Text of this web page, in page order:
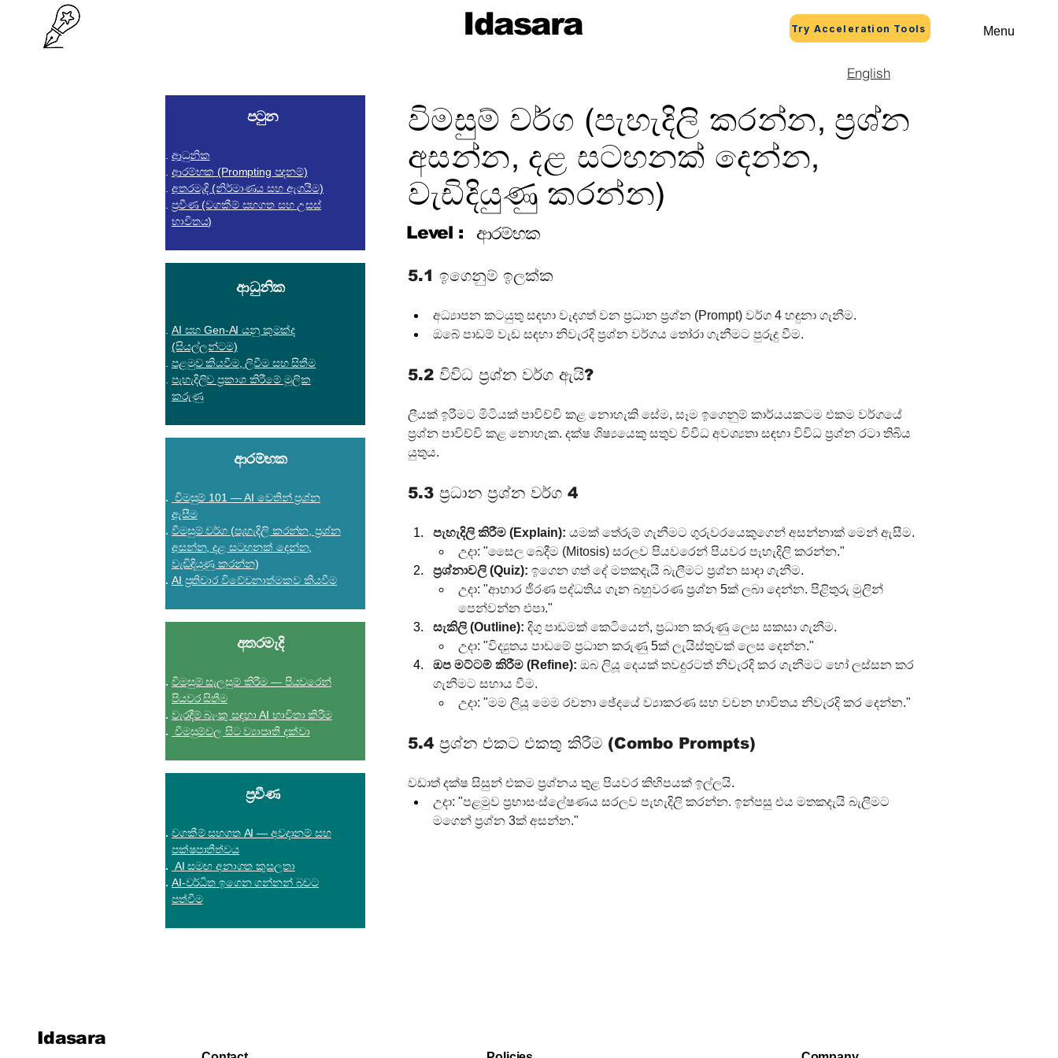
Idasara Try Acceleration Tools Menu
English
පටුන
ආධුනික
ආරම්භක (Prompting පදනම්)
අතරමැදි (නිර්මාණය සහ ඇගයීම)
ප්‍රවීණ (වගකීම් සහගත සහ උසස්
භාවිතය)
ආධුනික
AI සහ Gen-AI යනු කුමක්ද
(සියල්ලන්ටම)
පළමුව කියවීම, ලිවීම සහ සිතීම
පැහැදිලිව ප්‍රකාශ කිරීමේ මූලික
කරුණු
ආරම්භක
විමසුම් 101 — AI වෙතින් ප්‍රශ්න
ඇසීම
විමසුම් වර්ග (පැහැදිලි කරන්න, ප්‍රශ්න
අසන්න, දළ සටහනක් දෙන්න,
වැඩිදියුණු කරන්න)
AI ප්‍රතිචාර විවේචනාත්මකව කියවීම
අතරමැදි
විමසුම් සැලසුම් කිරීම — පියවරෙන්
පියවර සිතීම
වැරදීම් බැංකු සඳහා AI භාවිතා කිරීම
විමසුම්වල සිට ව්‍යාපෘති දක්වා
ප්‍රවීණ
වගකීම් සහගත AI — අවදානම් සහ
පක්ෂපාතීත්වය
AI සමඟ අනාගත කුසලතා
AI-වර්ධිත ඉගෙන ගන්නන් බවට
පත්වීම
විමසුම් වර්ග (පැහැදිලි කරන්න, ප්‍රශ්න
අසන්න, දළ සටහනක් දෙන්න,
වැඩිදියුණු කරන්න)
ආරම්භක
Level :
5.1 ඉගෙනුම් ඉලක්ක
අධ්‍යාපන කටයුතු සඳහා වැදගත් වන ප්‍රධාන ප්‍රශ්න (Prompt) වර්ග 4 හඳුනා ගැනීම.
ඔබේ පාඩම් වැඩ සඳහා නිවැරදි ප්‍රශ්න වර්ගය තෝරා ගැනීමට පුරුදු වීම.
5.2 විවිධ ප්‍රශ්න වර්ග ඇයි?
ලීයක් ඉරීමට මිටියක් පාවිච්චි කළ නොහැකි සේම, සෑම ඉගෙනුම් කාර්යයකටම එකම වර්ගයේ
ප්‍රශ්න පාවිච්චි කළ නොහැක. දක්ෂ ශිෂ්‍යයෙකු සතුව විවිධ අවශ්‍යතා සඳහා විවිධ ප්‍රශ්න රටා තිබිය
යුතුය.
5.3 ප්‍රධාන ප්‍රශ්න වර්ග 4
පැහැදිලි කිරීම (Explain): යමක් තේරුම් ගැනීමට ගුරුවරයෙකුගෙන් අසන්නාක් මෙන් ඇසීම.
උදා: "සෛල බෙදීම (Mitosis) සරලව පියවරෙන් පියවර පැහැදිලි කරන්න."
ප්‍රශ්නාවලි (Quiz): ඉගෙන ගත් දේ මතකදැයි බැලීමට ප්‍රශ්න සාදා ගැනීම.
උදා: "ආහාර ජීරණ පද්ධතිය ගැන බහුවරණ ප්‍රශ්න 5ක් ලබා දෙන්න. පිළිතුරු මුලින්
පෙන්වන්න එපා."
සැකිලි (Outline): දිගු පාඩමක් කෙටියෙන්, ප්‍රධාන කරුණු ලෙස සකසා ගැනීම.
උදා: "විද්‍යුතය පාඩමේ ප්‍රධාන කරුණු 5ක් ලැයිස්තුවක් ලෙස දෙන්න."
ඔප මට්ටම් කිරීම (Refine): ඔබ ලියූ දෙයක් තවදුරටත් නිවැරදි කර ගැනීමට හෝ ලස්සන කර
ගැනීමට සහාය වීම.
උදා: "මම ලියූ මෙම රචනා ඡේදයේ ව්‍යාකරණ සහ වචන භාවිතය නිවැරදි කර දෙන්න."
5.4 ප්‍රශ්න එකට එකතු කිරීම (Combo Prompts)
වඩාත් දක්ෂ සිසුන් එකම ප්‍රශ්නය තුළ පියවර කිහිපයක් ඉල්ලයි.
උදා: "පළමුව ප්‍රභාසංස්ලේෂණය සරලව පැහැදිලි කරන්න. ඉන්පසු එය මතකදැයි බැලීමට
මගෙන් ප්‍රශ්න 3ක් අසන්න."
Idasara